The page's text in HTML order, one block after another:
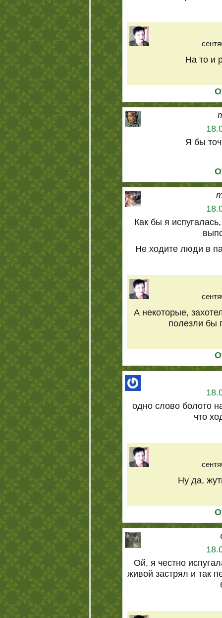
На то и
Я бы
Как бы я
Не ходите люди в
А некоторые,
полезли бы
одно слово болото
что
Ну да,
Ой, я честно
живой застрял и так